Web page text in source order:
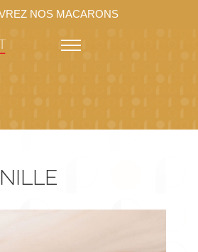
NOS MACARONS